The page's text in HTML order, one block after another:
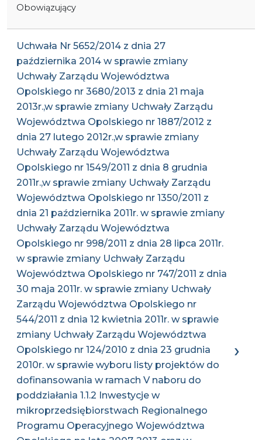
Obowiązujący
Uchwała Nr 5652/2014 z dnia 27
października 2014 w sprawie zmiany
Uchwały Zarządu Województwa
Opolskiego nr 3680/2013 z dnia 21 maja
2013r.,w sprawie zmiany Uchwały Zarządu
Województwa Opolskiego nr 1887/2012 z
dnia 27 lutego 2012r.,w sprawie zmiany
Uchwały Zarządu Województwa
Opolskiego nr 1549/2011 z dnia 8 grudnia
2011r.,w sprawie zmiany Uchwały Zarządu
Województwa Opolskiego nr 1350/2011 z
dnia 21 października 2011r. w sprawie zmiany
Uchwały Zarządu Województwa
Opolskiego nr 998/2011 z dnia 28 lipca 2011r.
w sprawie zmiany Uchwały Zarządu
Województwa Opolskiego nr 747/2011 z dnia
30 maja 2011r. w sprawie zmiany Uchwały
Zarządu Województwa Opolskiego nr
544/2011 z dnia 12 kwietnia 2011r. w sprawie
zmiany Uchwały Zarządu Województwa
Opolskiego nr 124/2010 z dnia 23 grudnia
2010r. w sprawie wyboru listy projektów do
dofinansowania w ramach V naboru do
poddziałania 1.1.2 Inwestycje w
mikroprzedsiębiorstwach Regionalnego
Programu Operacyjnego Województwa